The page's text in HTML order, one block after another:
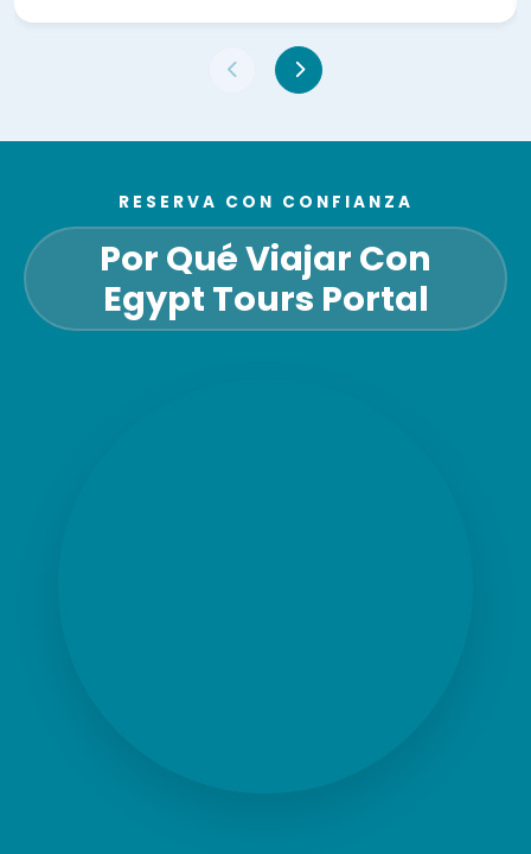
RESERVA CON CONFIANZA
Por Qué Viajar Con
Egypt Tours Portal